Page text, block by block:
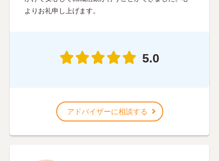
よりお礼申し上げます。
5.0
アドバイザーに相談する